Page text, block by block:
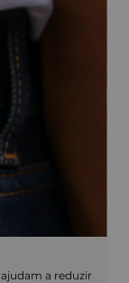
a reduzir